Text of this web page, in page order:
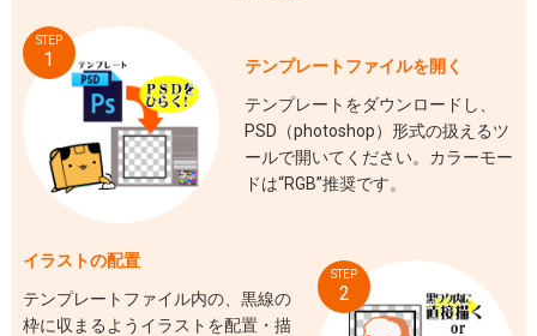
STEP
1
テンプレートファイルを開く
テンプレートをダウンロードし、
PSD（photoshop）形式の扱えるツ
ールで開いてください。カラーモー
ドは“RGB”推奨です。
STEP
2
イラストの配置
テンプレートファイル内の、黒線の
枠に収まるようイラストを配置・描